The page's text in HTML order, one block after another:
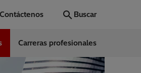
Contáctenos Buscar
Carreras profesionales